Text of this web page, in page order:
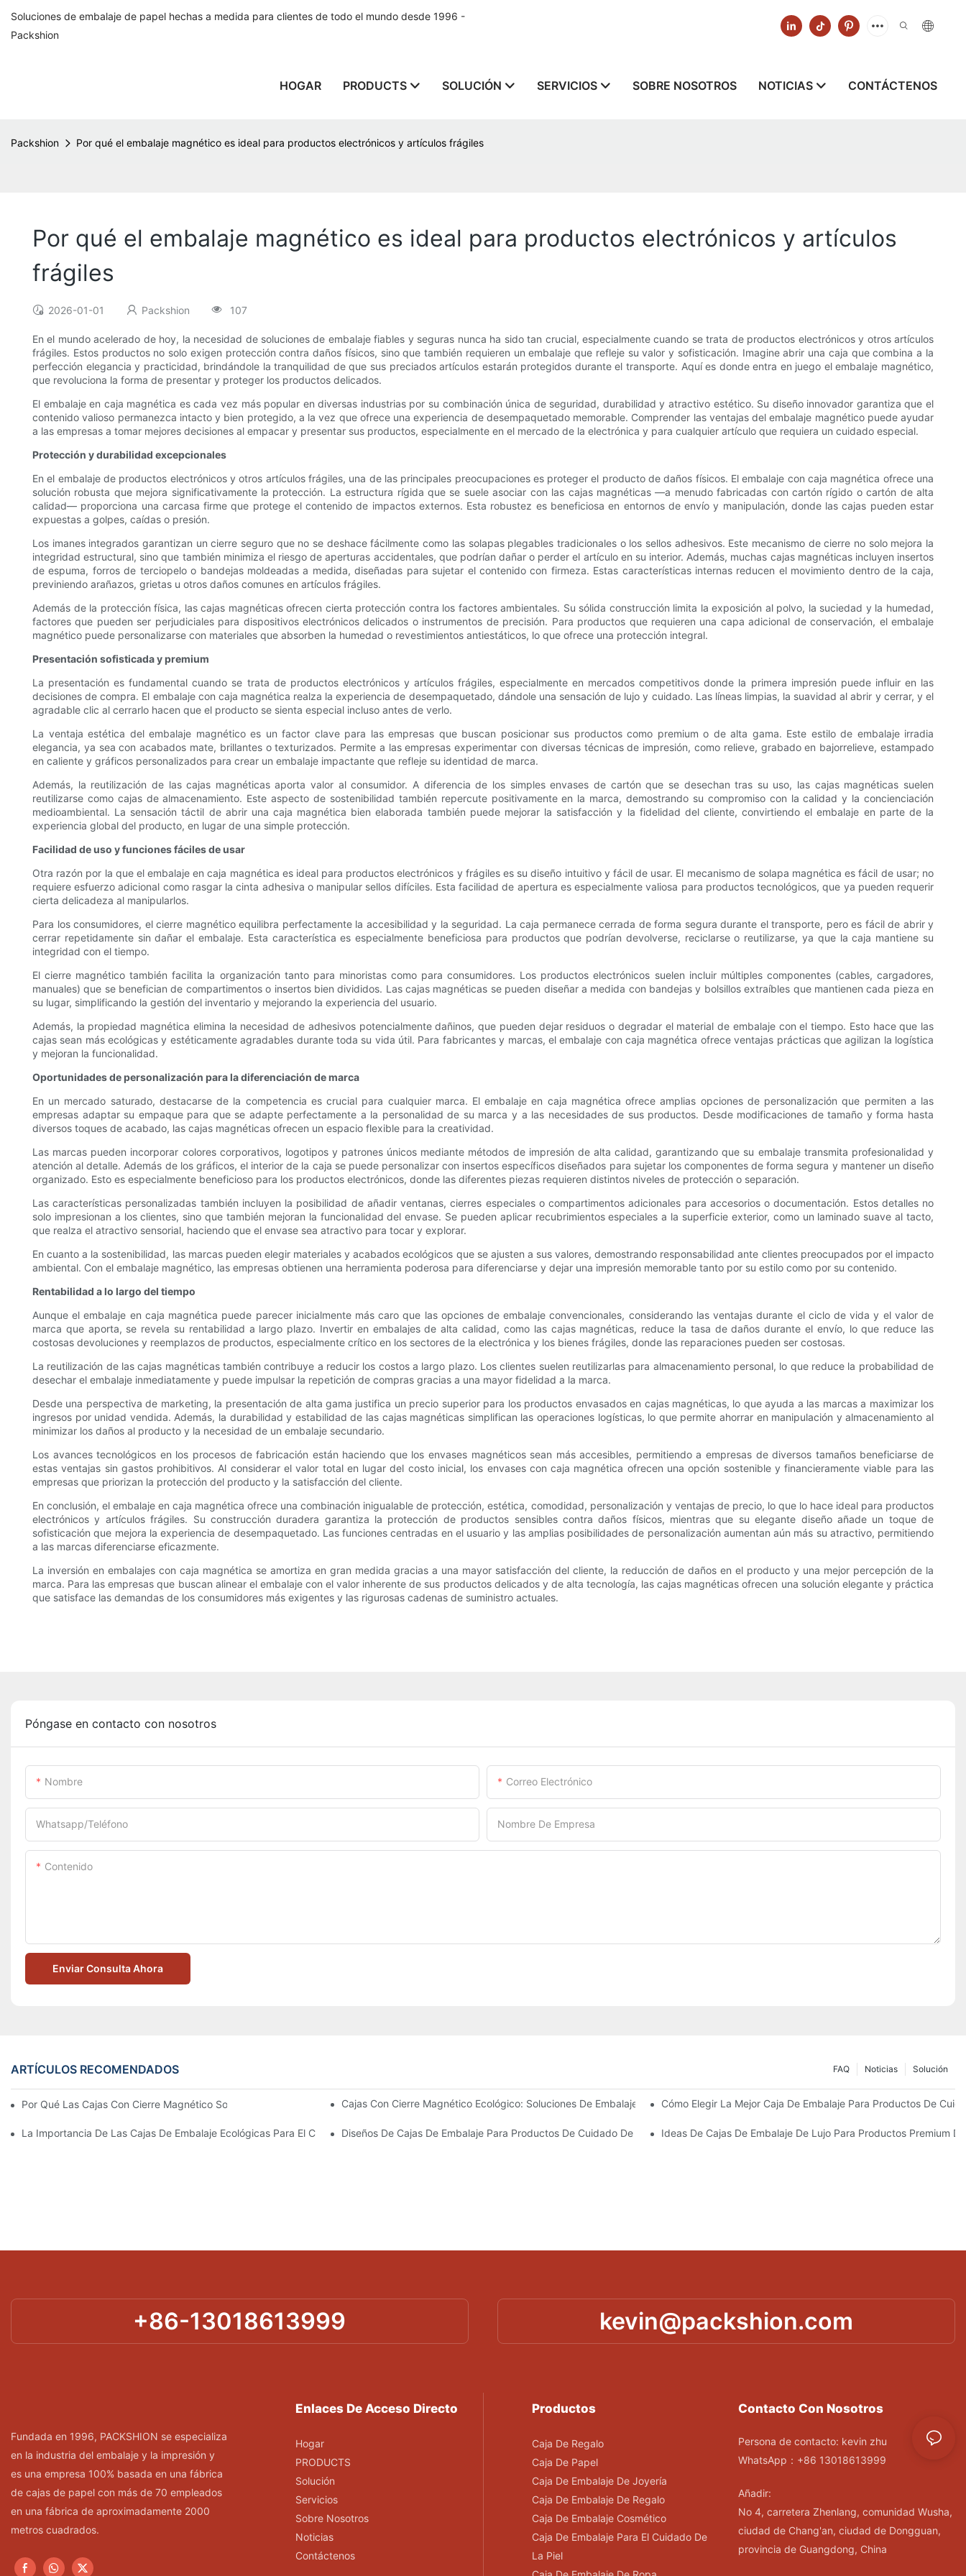
Soluciones de embalaje de papel hechas a medida para clientes de todo el mundo desde 1996 -
Packshion
HOGAR PRODUCTS SOLUCIÓN SERVICIOS SOBRE NOSOTROS NOTICIAS CONTÁCTENOS
Packshion Por qué el embalaje magnético es ideal para productos electrónicos y artículos frágiles
Por qué el embalaje magnético es ideal para productos electrónicos y artículos
frágiles
2026-01-01 Packshion 107
En el mundo acelerado de hoy, la necesidad de soluciones de embalaje fiables y seguras nunca ha sido tan crucial, especialmente cuando se trata de productos electrónicos y otros artículos
frágiles. Estos productos no solo exigen protección contra daños físicos, sino que también requieren un embalaje que refleje su valor y sofisticación. Imagine abrir una caja que combina a la
perfección elegancia y practicidad, brindándole la tranquilidad de que sus preciados artículos estarán protegidos durante el transporte. Aquí es donde entra en juego el embalaje magnético,
que revoluciona la forma de presentar y proteger los productos delicados.
El embalaje en caja magnética es cada vez más popular en diversas industrias por su combinación única de seguridad, durabilidad y atractivo estético. Su diseño innovador garantiza que el
contenido valioso permanezca intacto y bien protegido, a la vez que ofrece una experiencia de desempaquetado memorable. Comprender las ventajas del embalaje magnético puede ayudar
a las empresas a tomar mejores decisiones al empacar y presentar sus productos, especialmente en el mercado de la electrónica y para cualquier artículo que requiera un cuidado especial.
Protección y durabilidad excepcionales
En el embalaje de productos electrónicos y otros artículos frágiles, una de las principales preocupaciones es proteger el producto de daños físicos. El embalaje con caja magnética ofrece una
solución robusta que mejora significativamente la protección. La estructura rígida que se suele asociar con las cajas magnéticas —a menudo fabricadas con cartón rígido o cartón de alta
calidad— proporciona una carcasa firme que protege el contenido de impactos externos. Esta robustez es beneficiosa en entornos de envío y manipulación, donde las cajas pueden estar
expuestas a golpes, caídas o presión.
Los imanes integrados garantizan un cierre seguro que no se deshace fácilmente como las solapas plegables tradicionales o los sellos adhesivos. Este mecanismo de cierre no solo mejora la
integridad estructural, sino que también minimiza el riesgo de aperturas accidentales, que podrían dañar o perder el artículo en su interior. Además, muchas cajas magnéticas incluyen insertos
de espuma, forros de terciopelo o bandejas moldeadas a medida, diseñadas para sujetar el contenido con firmeza. Estas características internas reducen el movimiento dentro de la caja,
previniendo arañazos, grietas u otros daños comunes en artículos frágiles.
Además de la protección física, las cajas magnéticas ofrecen cierta protección contra los factores ambientales. Su sólida construcción limita la exposición al polvo, la suciedad y la humedad,
factores que pueden ser perjudiciales para dispositivos electrónicos delicados o instrumentos de precisión. Para productos que requieren una capa adicional de conservación, el embalaje
magnético puede personalizarse con materiales que absorben la humedad o revestimientos antiestáticos, lo que ofrece una protección integral.
Presentación sofisticada y premium
La presentación es fundamental cuando se trata de productos electrónicos y artículos frágiles, especialmente en mercados competitivos donde la primera impresión puede influir en las
decisiones de compra. El embalaje con caja magnética realza la experiencia de desempaquetado, dándole una sensación de lujo y cuidado. Las líneas limpias, la suavidad al abrir y cerrar, y el
agradable clic al cerrarlo hacen que el producto se sienta especial incluso antes de verlo.
La ventaja estética del embalaje magnético es un factor clave para las empresas que buscan posicionar sus productos como premium o de alta gama. Este estilo de embalaje irradia
elegancia, ya sea con acabados mate, brillantes o texturizados. Permite a las empresas experimentar con diversas técnicas de impresión, como relieve, grabado en bajorrelieve, estampado
en caliente y gráficos personalizados para crear un embalaje impactante que refleje su identidad de marca.
Además, la reutilización de las cajas magnéticas aporta valor al consumidor. A diferencia de los simples envases de cartón que se desechan tras su uso, las cajas magnéticas suelen
reutilizarse como cajas de almacenamiento. Este aspecto de sostenibilidad también repercute positivamente en la marca, demostrando su compromiso con la calidad y la concienciación
medioambiental. La sensación táctil de abrir una caja magnética bien elaborada también puede mejorar la satisfacción y la fidelidad del cliente, convirtiendo el embalaje en parte de la
experiencia global del producto, en lugar de una simple protección.
Facilidad de uso y funciones fáciles de usar
Otra razón por la que el embalaje en caja magnética es ideal para productos electrónicos y frágiles es su diseño intuitivo y fácil de usar. El mecanismo de solapa magnética es fácil de usar; no
requiere esfuerzo adicional como rasgar la cinta adhesiva o manipular sellos difíciles. Esta facilidad de apertura es especialmente valiosa para productos tecnológicos, que ya pueden requerir
cierta delicadeza al manipularlos.
Para los consumidores, el cierre magnético equilibra perfectamente la accesibilidad y la seguridad. La caja permanece cerrada de forma segura durante el transporte, pero es fácil de abrir y
cerrar repetidamente sin dañar el embalaje. Esta característica es especialmente beneficiosa para productos que podrían devolverse, reciclarse o reutilizarse, ya que la caja mantiene su
integridad con el tiempo.
El cierre magnético también facilita la organización tanto para minoristas como para consumidores. Los productos electrónicos suelen incluir múltiples componentes (cables, cargadores,
manuales) que se benefician de compartimentos o insertos bien divididos. Las cajas magnéticas se pueden diseñar a medida con bandejas y bolsillos extraíbles que mantienen cada pieza en
su lugar, simplificando la gestión del inventario y mejorando la experiencia del usuario.
Además, la propiedad magnética elimina la necesidad de adhesivos potencialmente dañinos, que pueden dejar residuos o degradar el material de embalaje con el tiempo. Esto hace que las
cajas sean más ecológicas y estéticamente agradables durante toda su vida útil. Para fabricantes y marcas, el embalaje con caja magnética ofrece ventajas prácticas que agilizan la logística
y mejoran la funcionalidad.
Oportunidades de personalización para la diferenciación de marca
En un mercado saturado, destacarse de la competencia es crucial para cualquier marca. El embalaje en caja magnética ofrece amplias opciones de personalización que permiten a las
empresas adaptar su empaque para que se adapte perfectamente a la personalidad de su marca y a las necesidades de sus productos. Desde modificaciones de tamaño y forma hasta
diversos toques de acabado, las cajas magnéticas ofrecen un espacio flexible para la creatividad.
Las marcas pueden incorporar colores corporativos, logotipos y patrones únicos mediante métodos de impresión de alta calidad, garantizando que su embalaje transmita profesionalidad y
atención al detalle. Además de los gráficos, el interior de la caja se puede personalizar con insertos específicos diseñados para sujetar los componentes de forma segura y mantener un diseño
organizado. Esto es especialmente beneficioso para los productos electrónicos, donde las diferentes piezas requieren distintos niveles de protección o separación.
Las características personalizadas también incluyen la posibilidad de añadir ventanas, cierres especiales o compartimentos adicionales para accesorios o documentación. Estos detalles no
solo impresionan a los clientes, sino que también mejoran la funcionalidad del envase. Se pueden aplicar recubrimientos especiales a la superficie exterior, como un laminado suave al tacto,
que realza el atractivo sensorial, haciendo que el envase sea atractivo para tocar y explorar.
En cuanto a la sostenibilidad, las marcas pueden elegir materiales y acabados ecológicos que se ajusten a sus valores, demostrando responsabilidad ante clientes preocupados por el impacto
ambiental. Con el embalaje magnético, las empresas obtienen una herramienta poderosa para diferenciarse y dejar una impresión memorable tanto por su estilo como por su contenido.
Rentabilidad a lo largo del tiempo
Aunque el embalaje en caja magnética puede parecer inicialmente más caro que las opciones de embalaje convencionales, considerando las ventajas durante el ciclo de vida y el valor de
marca que aporta, se revela su rentabilidad a largo plazo. Invertir en embalajes de alta calidad, como las cajas magnéticas, reduce la tasa de daños durante el envío, lo que reduce las
costosas devoluciones y reemplazos de productos, especialmente crítico en los sectores de la electrónica y los bienes frágiles, donde las reparaciones pueden ser costosas.
La reutilización de las cajas magnéticas también contribuye a reducir los costos a largo plazo. Los clientes suelen reutilizarlas para almacenamiento personal, lo que reduce la probabilidad de
desechar el embalaje inmediatamente y puede impulsar la repetición de compras gracias a una mayor fidelidad a la marca.
Desde una perspectiva de marketing, la presentación de alta gama justifica un precio superior para los productos envasados ​​en cajas magnéticas, lo que ayuda a las marcas a maximizar los
ingresos por unidad vendida. Además, la durabilidad y estabilidad de las cajas magnéticas simplifican las operaciones logísticas, lo que permite ahorrar en manipulación y almacenamiento al
minimizar los daños al producto y la necesidad de un embalaje secundario.
Los avances tecnológicos en los procesos de fabricación están haciendo que los envases magnéticos sean más accesibles, permitiendo a empresas de diversos tamaños beneficiarse de
estas ventajas sin gastos prohibitivos. Al considerar el valor total en lugar del costo inicial, los envases con caja magnética ofrecen una opción sostenible y financieramente viable para las
empresas que priorizan la protección del producto y la satisfacción del cliente.
En conclusión, el embalaje en caja magnética ofrece una combinación inigualable de protección, estética, comodidad, personalización y ventajas de precio, lo que lo hace ideal para productos
electrónicos y artículos frágiles. Su construcción duradera garantiza la protección de productos sensibles contra daños físicos, mientras que su elegante diseño añade un toque de
sofisticación que mejora la experiencia de desempaquetado. Las funciones centradas en el usuario y las amplias posibilidades de personalización aumentan aún más su atractivo, permitiendo
a las marcas diferenciarse eficazmente.
La inversión en embalajes con caja magnética se amortiza en gran medida gracias a una mayor satisfacción del cliente, la reducción de daños en el producto y una mejor percepción de la
marca. Para las empresas que buscan alinear el embalaje con el valor inherente de sus productos delicados y de alta tecnología, las cajas magnéticas ofrecen una solución elegante y práctica
que satisface las demandas de los consumidores más exigentes y las rigurosas cadenas de suministro actuales.
Póngase en contacto con nosotros
Nombre Correo Electrónico
Whatsapp/Teléfono Nombre De Empresa
Contenido
Enviar Consulta Ahora
ARTÍCULOS RECOMENDADOS Solución
Noticias
FAQ
Por Qué Las Cajas Con Cierre Magnético Son La Mejor Opción Para Un Embalaje PremiumCajas Con Cierre Magnético Ecológico: Soluciones De Embalaje SosteniblesCómo Elegir La Mejor Caja De Embalaje Para Productos De
La Importancia De Las Cajas De Embalaje Ecológicas Para El Cuidado De La PielDiseños De Cajas De Embalaje Para Productos De Cuidado De La Piel Personalizados Que Fomentan La Fidelidad A La Marca
Ideas De Cajas De Embalaje De Lujo Para Productos Premium
+86-13018613999 kevin@packshion.com
Fundada en 1996, PACKSHION se especializa
en la industria del embalaje y la impresión y
es una empresa 100% basada en una fábrica
de cajas de papel con más de 70 empleados
en una fábrica de aproximadamente 2000
metros cuadrados.
Enlaces De Acceso Directo
Hogar
PRODUCTS
Solución
Servicios
Sobre Nosotros
Noticias
Contáctenos
Productos
Caja De Regalo
Caja De Papel
Caja De Embalaje De Joyería
Caja De Embalaje De Regalo
Caja De Embalaje Cosmético
Caja De Embalaje Para El Cuidado De
La Piel
Contacto Con Nosotros
Persona de contacto: kevin zhu
WhatsApp：+86 13018613999
Añadir:
No 4, carretera Zhenlang, comunidad Wusha,
ciudad de Chang'an, ciudad de Dongguan,
provincia de Guangdong, China